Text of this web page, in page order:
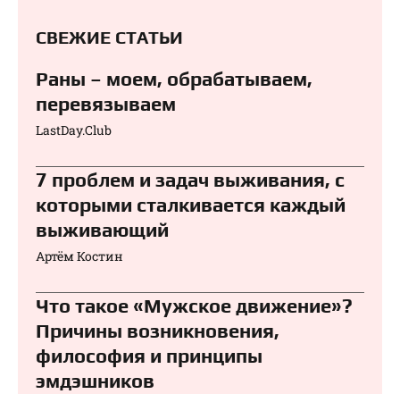
СВЕЖИЕ СТАТЬИ
Раны – моем, обрабатываем,
перевязываем⁠⁠
LastDay.Club
7 проблем и задач выживания, с
которыми сталкивается каждый
выживающий
Артём Костин
Что такое «Мужское движение»?
Причины возникновения,
философия и принципы
эмдэшников